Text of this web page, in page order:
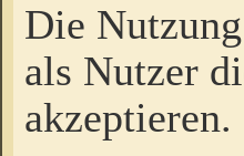
Die
als Nutzer
akzeptieren.